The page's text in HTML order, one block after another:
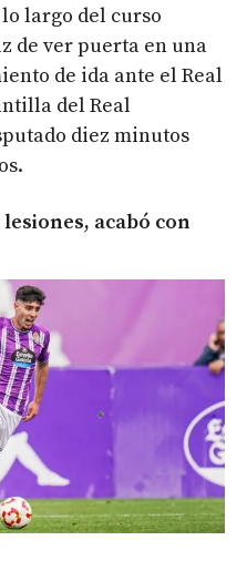
largo del curso
de ver puerta en una
de ida ante el Real
del Real
diez minutos
acabó con